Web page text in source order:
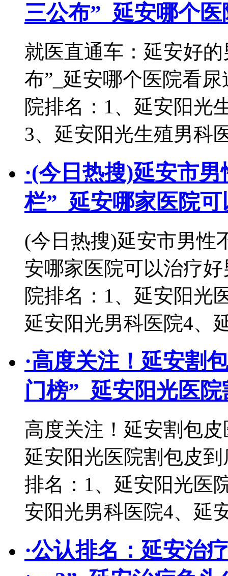
三公布”_延安哪个
就医直通车：延安好
布”_延安哪个医院看
院排名：1、延安阳光
3、延安阳光生殖男
·(今日热搜)延安市
栏”_延安哪家医院
(今日热搜)延安市男性
安哪家医院可以治疗
院排名：1、延安阳光
延安阳光男科医院4
·高度关注！延安割
门榜”_延安阳光医
高度关注！延安割包
延安阳光医院割包皮
排名：1、延安阳光医
安阳光男科医院4、
·公认排名：延安治